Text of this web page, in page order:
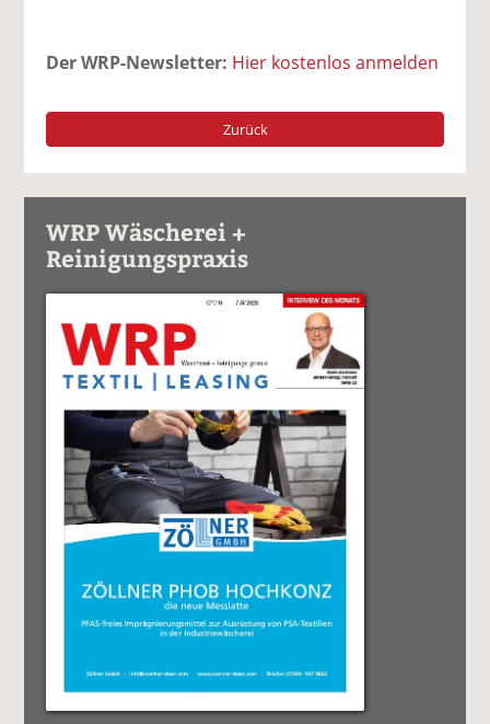
Der WRP-Newsletter: Hier kostenlos anmelden
Zurück
WRP Wäscherei +
Reinigungspraxis